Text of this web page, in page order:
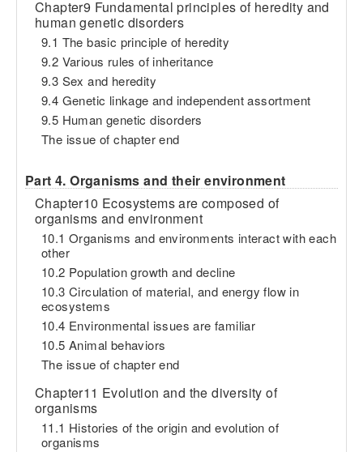
Chapter9 Fundamental principles of heredity and
human genetic disorders
9.1 The basic principle of heredity
9.2 Various rules of inheritance
9.3 Sex and heredity
9.4 Genetic linkage and independent assortment
9.5 Human genetic disorders
The issue of chapter end
Part 4. Organisms and their environment
Chapter10 Ecosystems are composed of
organisms and environment
10.1 Organisms and environments interact with each
other
10.2 Population growth and decline
10.3 Circulation of material, and energy flow in
ecosystems
10.4 Environmental issues are familiar
10.5 Animal behaviors
The issue of chapter end
Chapter11 Evolution and the diversity of
organisms
11.1 Histories of the origin and evolution of
organisms